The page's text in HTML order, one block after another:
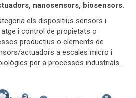
nanosensors, biosensors.
els dispositius sensors i
i control de propietats o
productius o elements de
actuadors a escales micro i
per a processos industrials.